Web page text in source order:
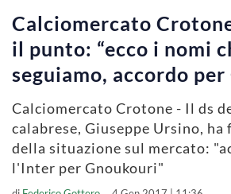
Calciomercato
il punto: “ecco i nomi
seguiamo, accordo
Calciomercato Crotone - Il ds
calabrese, Giuseppe Ursino,
della situazione sul mercato:
l'Inter per Gnoukouri"